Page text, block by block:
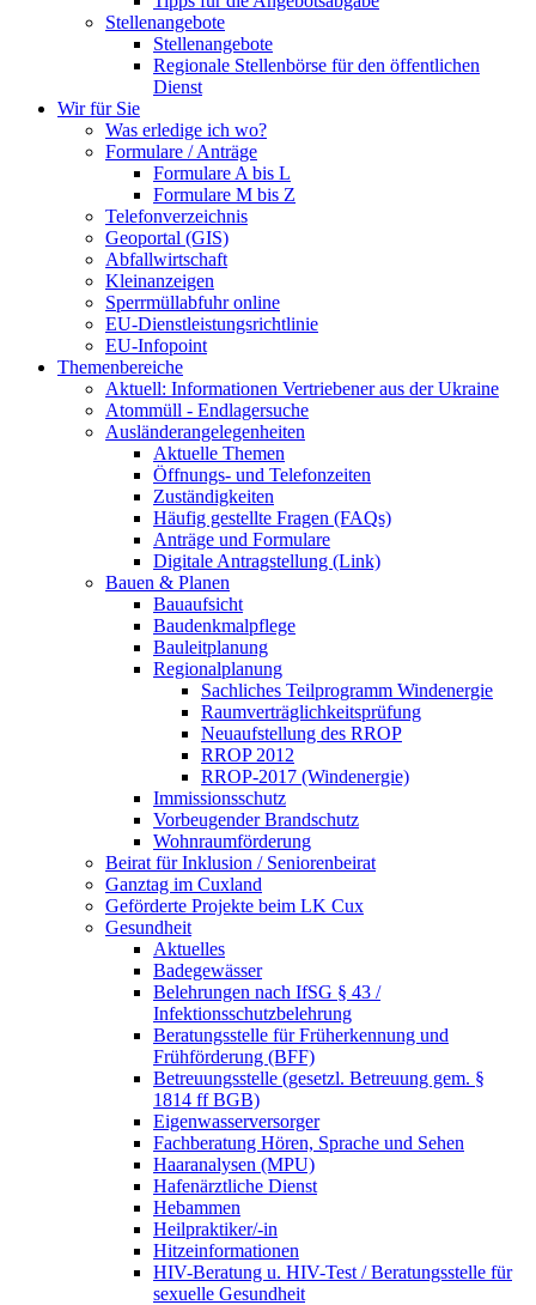
Stellenangebote
Stellenangebote
Regionale Stellenbörse für den öffentlichen
Dienst
Wir für Sie
Was erledige ich wo?
Formulare / Anträge
Formulare A bis L
Formulare M bis Z
Telefonverzeichnis
Geoportal (GIS)
Abfallwirtschaft
Kleinanzeigen
Sperrmüllabfuhr online
EU-Dienstleistungsrichtlinie
EU-Infopoint
Themenbereiche
Aktuell: Informationen Vertriebener aus der Ukraine
Atommüll - Endlagersuche
Ausländerangelegenheiten
Aktuelle Themen
Öffnungs- und Telefonzeiten
Zuständigkeiten
Häufig gestellte Fragen (FAQs)
Anträge und Formulare
Digitale Antragstellung (Link)
Bauen & Planen
Bauaufsicht
Baudenkmalpflege
Bauleitplanung
Regionalplanung
Sachliches Teilprogramm Windenergie
Raumverträglichkeitsprüfung
Neuaufstellung des RROP
RROP 2012
RROP-2017 (Windenergie)
Immissionsschutz
Vorbeugender Brandschutz
Wohnraumförderung
Beirat für Inklusion / Seniorenbeirat
Ganztag im Cuxland
Geförderte Projekte beim LK Cux
Gesundheit
Aktuelles
Badegewässer
Belehrungen nach IfSG § 43 /
Infektionsschutzbelehrung
Beratungsstelle für Früherkennung und
Frühförderung (BFF)
Betreuungsstelle (gesetzl. Betreuung gem. §
1814 ff BGB)
Eigenwasserversorger
Fachberatung Hören, Sprache und Sehen
Haaranalysen (MPU)
Hafenärztliche Dienst
Hebammen
Heilpraktiker/-in
Hitzeinformationen
HIV-Beratung u. HIV-Test / Beratungsstelle für
sexuelle Gesundheit